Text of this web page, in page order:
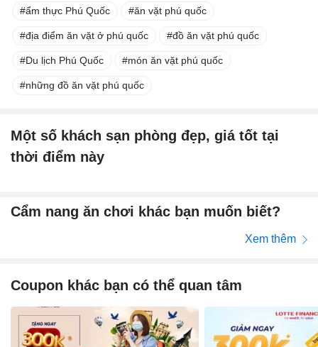
ẩm thực Phú Quốc ăn vặt phú quốc
địa điểm ăn vặt ở phú quốc đồ ăn vặt phú quốc
Du lịch Phú Quốc món ăn vặt phú quốc
những đồ ăn vặt phú quốc
Một số khách sạn phòng đẹp, giá tốt tại
thời điểm này
Cẩm nang ăn chơi khác bạn muốn biết?
Xem thêm
Coupon khác bạn có thể quan tâm